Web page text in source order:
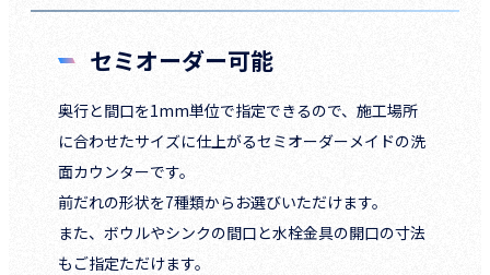
セミオーダー可能
奥行と間口を1mm単位で指定できるので、施工場所
に合わせたサイズに仕上がるセミオーダーメイドの洗
面カウンターです。
前だれの形状を7種類からお選びいただけます。
また、ボウルやシンクの間口と水栓金具の開口の寸法
もご指定ただけます。